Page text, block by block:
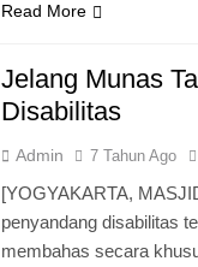
Read More
Jelang Munas
Disabilitas
Admin 7 Tahun Ago
[YOGYAKARTA,
penyandang disabilitas
membahas secara